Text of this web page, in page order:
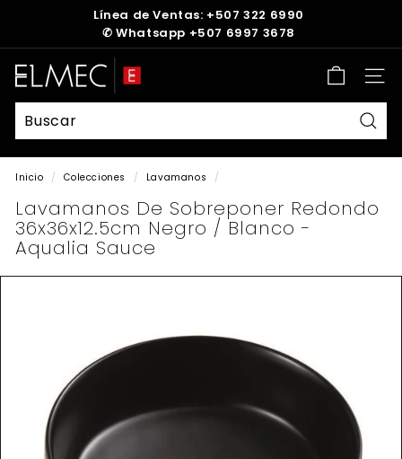
diapositivas
pausa
Línea de Ventas: +507 322 6990
✆ Whatsapp +507 6997 3678
E
L
M
E
C
Inicio / Colecciones / Lavamanos /
Lavamanos De Sobreponer Redondo
36x36x12.5cm Negro / Blanco -
Aqualia Sauce